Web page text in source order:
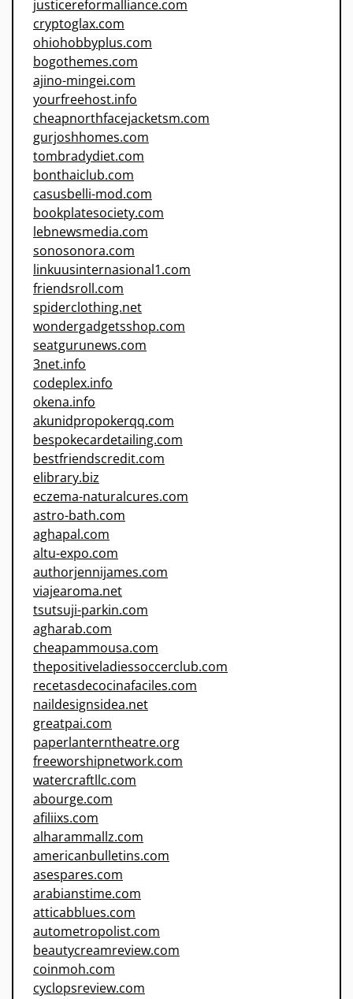
justicereformalliance.com
cryptoglax.com
ohiohobbyplus.com
bogothemes.com
ajino-mingei.com
yourfreehost.info
cheapnorthfacejacketsm.com
gurjoshhomes.com
tombradydiet.com
bonthaiclub.com
casusbelli-mod.com
bookplatesociety.com
lebnewsmedia.com
sonosonora.com
linkuusinternasional1.com
friendsroll.com
spiderclothing.net
wondergadgetsshop.com
seatgurunews.com
3net.info
codeplex.info
okena.info
akunidpropokerqq.com
bespokecardetailing.com
bestfriendscredit.com
elibrary.biz
eczema-naturalcures.com
astro-bath.com
aghapal.com
altu-expo.com
authorjennijames.com
viajearoma.net
tsutsuji-parkin.com
agharab.com
cheapammousa.com
thepositiveladiessoccerclub.com
recetasdecocinafaciles.com
naildesignsidea.net
greatpai.com
paperlanterntheatre.org
freeworshipnetwork.com
watercraftllc.com
abourge.com
afiliixs.com
alharammallz.com
americanbulletins.com
asespares.com
arabianstime.com
atticabblues.com
autometropolist.com
beautycreamreview.com
coinmoh.com
cyclopsreview.com